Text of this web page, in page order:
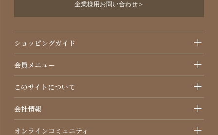
企業様用お問い合わせ＞
ショッピングガイド
会員メニュー
このサイトについて
会社情報
オンラインコミュニティ